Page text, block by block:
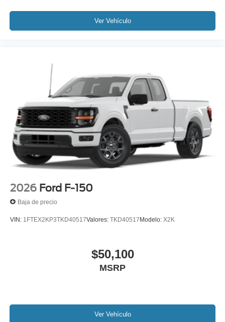
Ver Vehículo
2026 Ford F-150
Baja de precio
VIN: 1FTEX2KP3TKD40517Valores: TKD40517Modelo: X2K
$50,100
MSRP
Ver Vehículo